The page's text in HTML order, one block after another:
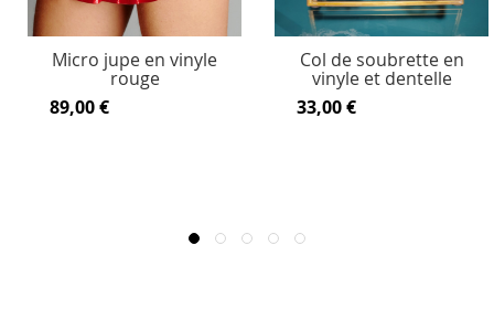
Micro jupe en vinyle
rouge
89,00 €
Col de soubrette en
vinyle et dentelle
33,00 €